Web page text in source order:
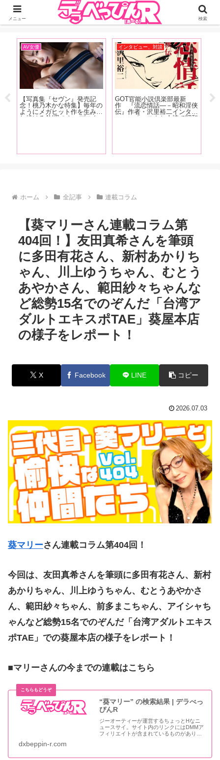
ジーオーティーが運営するちょっとHなニュースサイ。サイト内のリンクには
DMMアフィリエイトが含まれているものがあります
AV女優
【写真集『セヴン』発売記
念！桃乃木かな特集】毎年の
ようにメガヒット作を生み出
し続けるAV界のトップスタ
インタビュー、対談
GOT官能小説倶楽部最新
作 『流恋情話―－昭和淫侠
伝』作者・沢里裕二インタビ
ュー 「エロさと人情で昭和
【
ホーム 全記事 連載コラム
【葵マリーさん連載コラム第
404回！】友田真希さんを筆頭
に多田有花さん、新村あかりち
ゃん、川上ゆうちゃん、むとう
あやかさん、範田紗々ちゃんな
ど総勢15名でのぞんだ「台湾ア
ダルトエキスポTAE」葵屋本店
の様子をレポート！
X Facebook LINE コピー
2026.07.03
葵マリーさん連載コラム第404回！
今回は、 友田真希さんを筆頭に多田有花さん、新村
あかりちゃん、川上ゆうちゃん、むとうあやかさ
ん、範田紗々ちゃん、前多まこちゃん、アイシャち
ゃんなど総勢15名でのぞんだ「台湾アダルトエキス
ポTAE」での葵屋本店の様子をレポート！
■マリーさんの今までの連載はこちら
“葵マリー” の検索結果 | デラべっ
ぴんR
ジーオーティーが運営するちょっとHなニ
ュースサイ。サイト内のリンクにはDMMア
フィリエイトが含まれているものがありま
dxbeppin-r.com
メニュー 検索